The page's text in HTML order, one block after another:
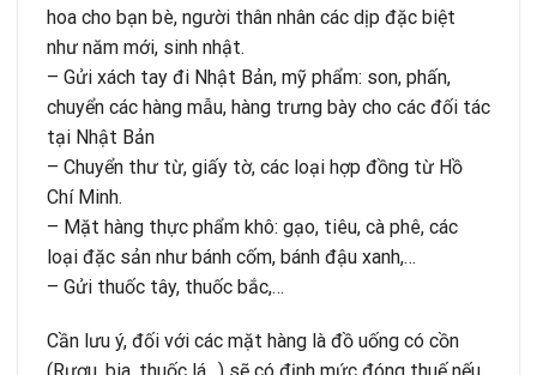
hoa cho bạn bè, người thân nhân các dịp đặc biệt
như năm mới, sinh nhật.
– Gửi xách tay đi Nhật Bản, mỹ phẩm: son, phấn,
chuyển các hàng mẫu, hàng trưng bày cho các đối tác
tại Nhật Bản
– Chuyển thư từ, giấy tờ, các loại hợp đồng từ Hồ
Chí Minh.
– Mặt hàng thực phẩm khô: gạo, tiêu, cà phê, các
loại đặc sản như bánh cốm, bánh đậu xanh,…
– Gửi thuốc tây, thuốc bắc,…
Cần lưu ý, đối với các mặt hàng là đồ uống có cồn